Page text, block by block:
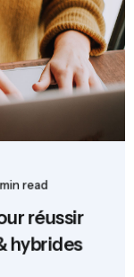
read
réussir
hybrides